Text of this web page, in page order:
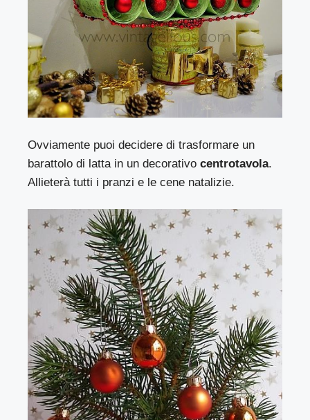
Ovviamente puoi decidere di trasformare un
barattolo di latta in un decorativocentrotavola.
Allieterà tutti i pranzi e le cene natalizie.